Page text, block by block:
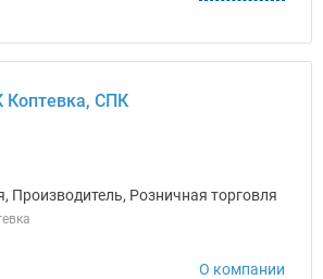
Коптевка, СПК
Производитель, Розничная торговля
О компании